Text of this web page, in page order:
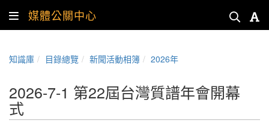
媒體公關中心
知識庫 目錄總覽 新聞活動相簿 2026年
2026-7-1 第22屆台灣質譜年會開幕
式